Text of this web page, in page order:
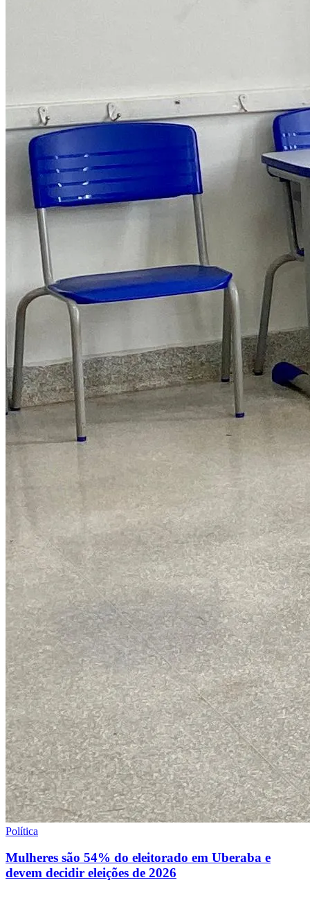
Política
Mulheres são 54% do eleitorado em Uberaba e
devem decidir eleições de 2026